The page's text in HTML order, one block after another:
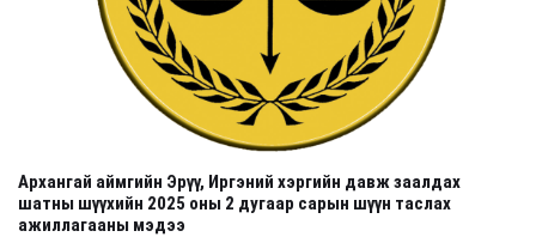
Архангай аймгийн Эрүү, Иргэний хэргийн давж заалдах
шатны шүүхийн 2025 оны 2 дугаар сарын шүүн таслах
ажиллагааны мэдээ